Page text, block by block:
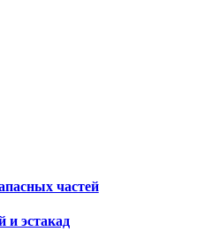
частей
и эстакад